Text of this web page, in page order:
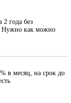
года без
Нужно как можно
в месяц, на срок до